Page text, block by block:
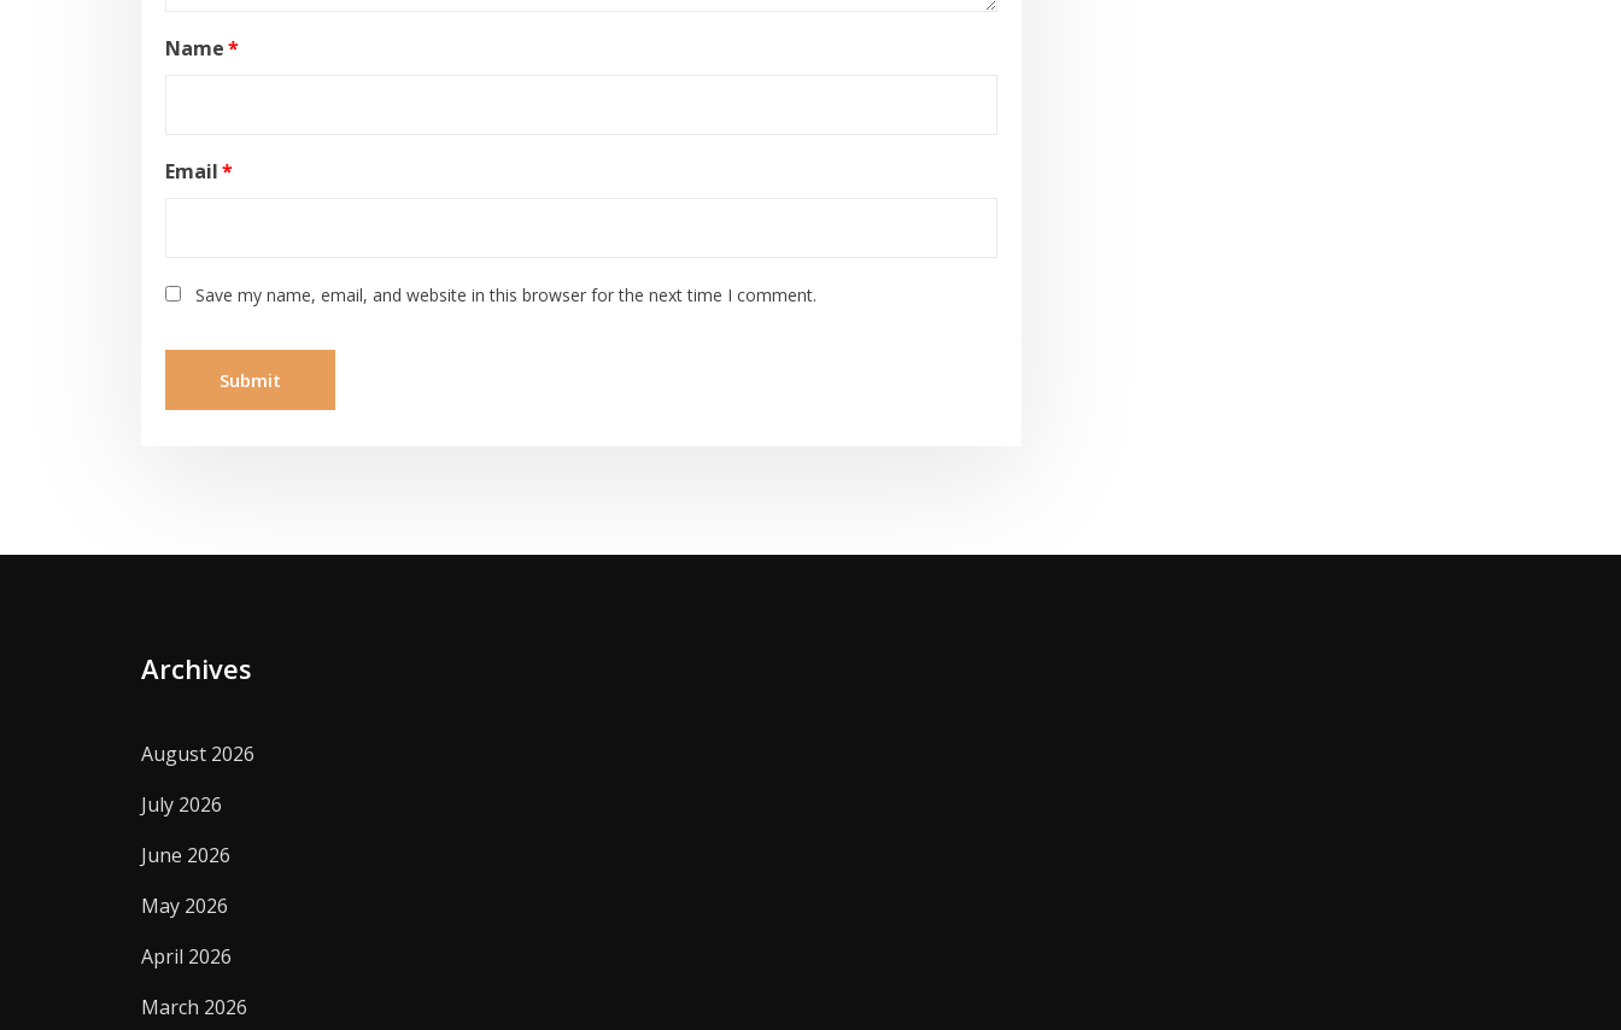
Name*
Email*
Save my name, email, and website in this browser for the next time I comment.
Archives
August 2026
July 2026
June 2026
May 2026
April 2026
March 2026